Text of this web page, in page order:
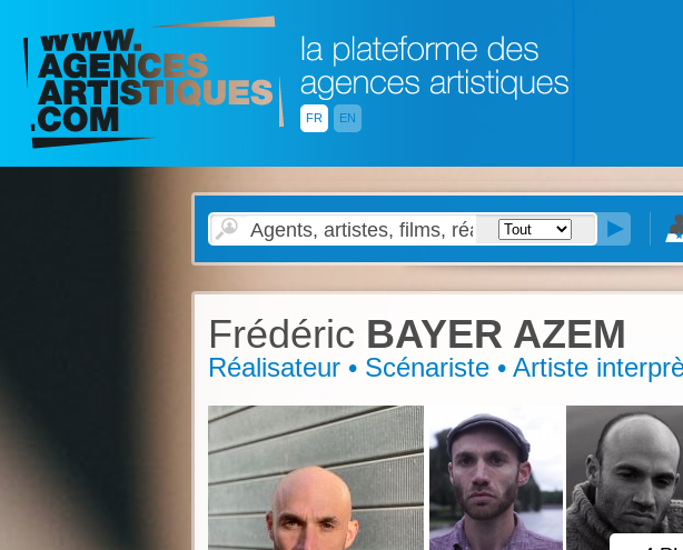
FR EN
Frédéric BAYER AZEM
Réalisateur • Scénariste • Artiste